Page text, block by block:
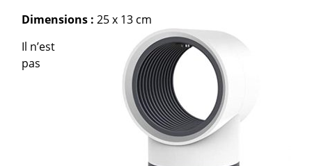
Dimensions :25 x 13 cm
Il n’est
pas